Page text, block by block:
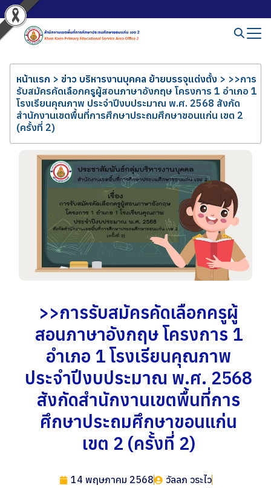
หน้าแรก > ข่าว บริหารงานบุคคล ย้ายบรรจุแต่งตั้ง > >>การ
รับสมัครคัดเลือกครูผู้สอนภาษาอังกฤษ โครงการ 1 อำเภอ 1
โรงเรียนคุณภาพ ประจำปีงบประมาณ พ.ศ. 2568 สังกัด
สำนักงานเขตพื้นที่การศึกษาประถมศึกษาขอนแก่น เขต 2
(ครั้งที่ 2)
>>การรับสมัครคัดเลือกครูผู้
สอนภาษาอังกฤษ โครงการ 1
อำเภอ 1 โรงเรียนคุณภาพ
ประจำปีงบประมาณ พ.ศ. 2568
สังกัดสำนักงานเขตพื้นที่การ
ศึกษาประถมศึกษาขอนแก่น
เขต 2 (ครั้งที่ 2)
14 พฤษภาคม 2568
วัลลภ วระไว